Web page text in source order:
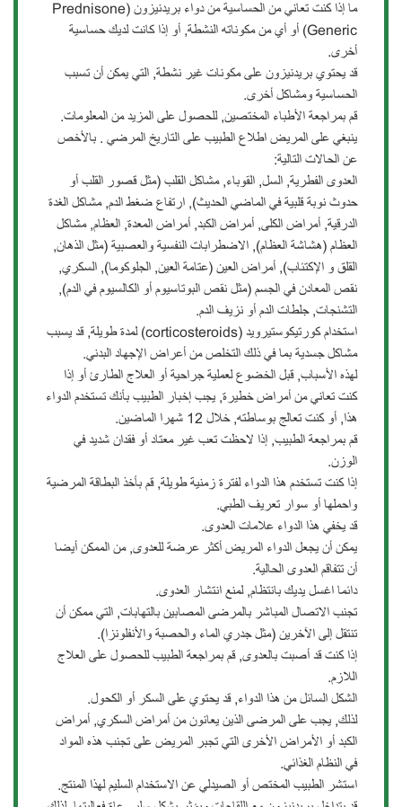
ما إذا كنت تعاني من الحساسية من دواء بريدنيزون (Prednisone
Generic) أو أي من مكوناته النشطة, أو إذا كانت لديك حساسية
أخرى.
قد يحتوي بريدنيزون على مكونات غير نشطة, التي يمكن أن تسبب
الحساسية ومشاكل أخرى.
قم بمراجعة الأطباء المختصين, للحصول على المزيد من المعلومات.
ينبغي على المريض اطلاع الطبيب على التاريخ المرضي . بالأخص
عن الحالات التالية:
العدوى الفطرية, السل, القوباء, مشاكل القلب (مثل قصور القلب أو
حدوث نوبة قلبية في الماضي الحديث), ارتفاع ضغط الدم, مشاكل الغدة
الدرقية, أمراض الكلى, أمراض الكبد, أمراض المعدة, العظام, مشاكل
العظام (هشاشة العظام), الاضطرابات النفسية والعصبية (مثل الذهان,
القلق و الإكتئاب), أمراض العين (عتامة العين, الجلوكوما), السكري,
نقص المعادن في الجسم (مثل نقص البوتاسيوم أو الكالسيوم في الدم),
التشنجات, جلطات الدم أو نزيف الدم.
استخدام كورتيكوستيرويد (corticosteroids) لمدة طويلة, قد يسبب
مشاكل جسدية بما في ذلك التخلص من أعراض الإجهاد البدني.
لهذه الأسباب, قبل الخضوع لعملية جراحية أو العلاج الطارئ أو إذا
كنت تعاني من أمراض خطيرة, يجب إخبار الطبيب بأنك تستخدم الدواء
هذا, أو كنت تعالج بوساطته, خلال 12 شهرا الماضين.
قم بمراجعة الطبيب, إذا لاحظت تعب غير معتاد أو فقدان شديد في
الوزن.
إذا كنت تستخدم هذا الدواء لفترة زمنية طويلة, قم بأخذ البطاقة المرضية
واحملها أو سوار تعريف الطبي.
قد يخفي هذا الدواء علامات العدوى.
يمكن أن يجعل الدواء المريض أكثر عرضة للعدوى, من الممكن أيضا
أن تتفاقم العدوى الحالية.
دائما اغسل يديك بانتظام, لمنع انتشار العدوى.
تجنب الاتصال المباشر بالمرضى المصابين بالتهابات, التي ممكن أن
تنتقل إلى الآخرين (مثل جدري الماء والحصبة والأنفلونزا).
إذا كنت قد أصبت بالعدوى, قم بمراجعة الطبيب للحصول على العلاج
اللازم.
الشكل السائل من هذا الدواء, قد يحتوي على السكر أو الكحول.
لذلك, يجب على المرضى الذين يعانون من أمراض السكري, أمراض
الكبد أو الأمراض الأخرى التي تجبر المريض على تجنب هذه المواد
في النظام الغذائي.
استشر الطبيب المختص أو الصيدلي عن الاستخدام السليم لهذا المنتج.